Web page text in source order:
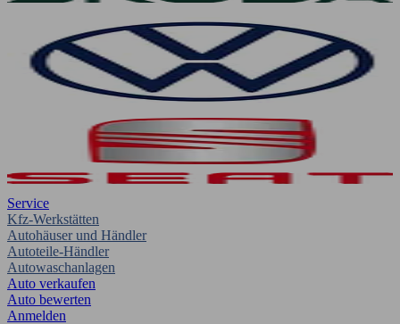
Service
Kfz-Werkstätten
Autohäuser und Händler
Autoteile-Händler
Autowaschanlagen
Auto verkaufen
Auto bewerten
Anmelden